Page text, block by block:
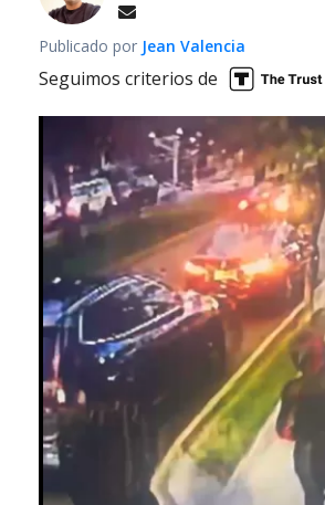
Publicado por Jean Valencia
Seguimos criterios de